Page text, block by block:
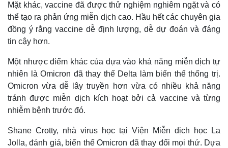
Infographic
Mặt khác, vaccine đã được thử nghiệm nghiêm ngặt và có
thể tạo ra phản ứng miễn dịch cao. Hầu hết các chuyên gia
đồng ý rằng vaccine dễ định lượng, dễ dự đoán và đáng
tin cậy hơn.
Một nhược điểm khác của dựa vào khả năng miễn dịch tự
nhiên là Omicron đã thay thế Delta làm biến thể thống trị.
Omicron vừa dễ lây truyền hơn vừa có nhiều khả năng
tránh được miễn dịch kích hoạt bởi cả vaccine và từng
nhiễm bệnh trước đó.
Shane Crotty, nhà virus học tại Viện Miễn dịch học La
Jolla, đánh giá, biến thể Omicron đã thay đổi mọi thứ. Dựa